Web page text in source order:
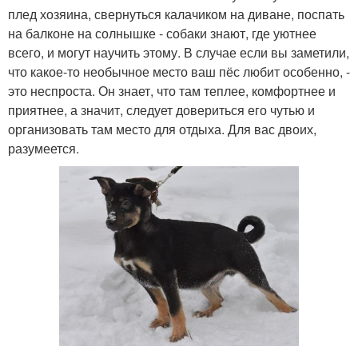
плед хозяина, свернуться калачиком на диване, поспать
на балконе на солнышке - собаки знают, где уютнее
всего, и могут научить этому. В случае если вы заметили,
что какое-то необычное место ваш пёс любит особенно, -
это неспроста. Он знает, что там теплее, комфортнее и
приятнее, а значит, следует довериться его чутью и
организовать там место для отдыха. Для вас двоих,
разумеется.